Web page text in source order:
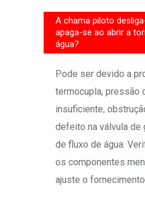
A chama piloto
apaga-se ao abrir a
água?
Pode ser devido a
termocupla, pressão
insuficiente,
defeito na válvula de
de fluxo de água.
os componentes
ajuste o